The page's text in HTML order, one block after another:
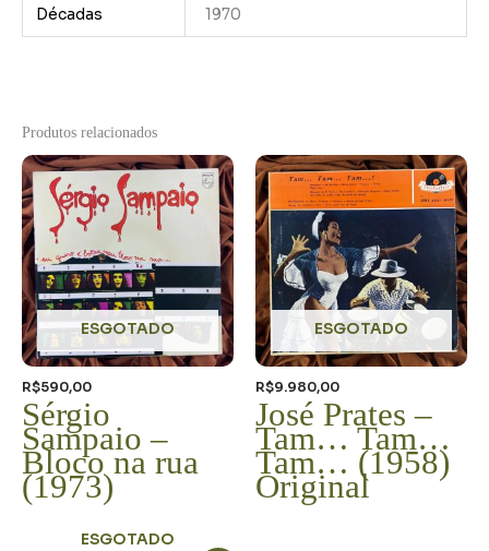
Décadas 1970
Produtos relacionados
ESGOTADO
R$590,00
Sérgio
Sampaio –
Bloco na rua
(1973)
ESGOTADO
R$9.980,00
José Prates –
Tam… Tam…
Tam… (1958)
Original
ESGOTADO